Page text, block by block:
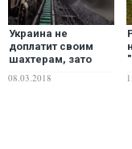
Украина не
доплатит своим
шахтерам, зато
российских
08.03.2018